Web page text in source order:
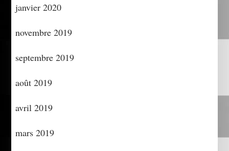
janvier 2020
novembre 2019
septembre 2019
août 2019
avril 2019
mars 2019